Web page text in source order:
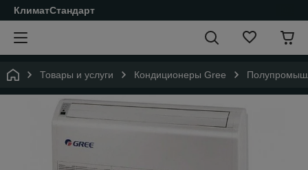
КлиматСтандарт
Товары и услуги Кондиционеры Gree